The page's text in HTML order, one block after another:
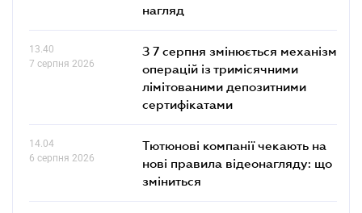
нагляд
13.40
7 серпня 2026
З 7 серпня змінюється механізм
операцій із тримісячними
лімітованими депозитними
сертифікатами
14.04
6 серпня 2026
Тютюнові компанії чекають на
нові правила відеонагляду: що
зміниться